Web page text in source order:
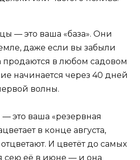
— это ваша «база». Они
даже если вы забыли
продаются в любом садовом
начинается через 40 дней
волны.
это ваша «резервная
в конце августа,
И цветёт до самых
сею её в июне — и она